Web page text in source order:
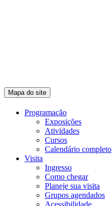
Mapa do site
Programação
Exposições
Atividades
Cursos
Calendário completo
Visita
Ingresso
Como chegar
Planeje sua visita
Grupos agendados
Acessibilidade